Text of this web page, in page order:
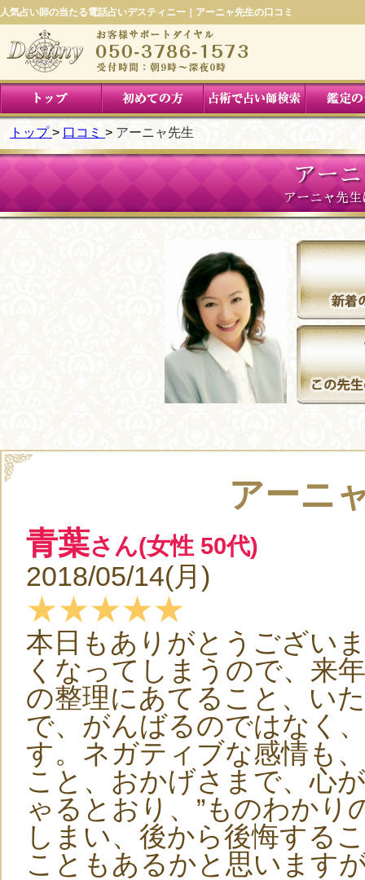
人気占い師の当たる電話占いデスティニー｜アーニャ先生の口コミ
トップ 口コミ アーニャ先生
アー
アーニャ先
アーニ
青葉さん(女性 50代)
2018/05/14(月)
★★★★★
本日もありがとうござい
くなってしまうので、来
の整理にあてること、い
で、がんばるのではなく
す。ネガティブな感情も
こと、おかげさまで、心
ゃるとおり、”ものわかり
しまい、後から後悔する
こともあるかと思います